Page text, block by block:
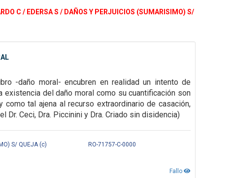
C / EDERSA S / DAÑOS Y PERJUICIOS (SUMARISIMO) S/
-daño moral- encubren en realidad un intento de
del daño moral como su cuantificación son
tal ajena al recurso extraordinario de casación,
Dr. Ceci, Dra. Piccinini y Dra. Criado sin disidencia)
S/ QUEJA (c)
RO-71757-C-0000
Fallo